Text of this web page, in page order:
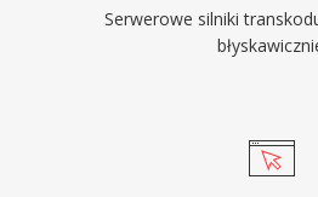
kto pracuje z archiwalnymi
Serwerowe silniki